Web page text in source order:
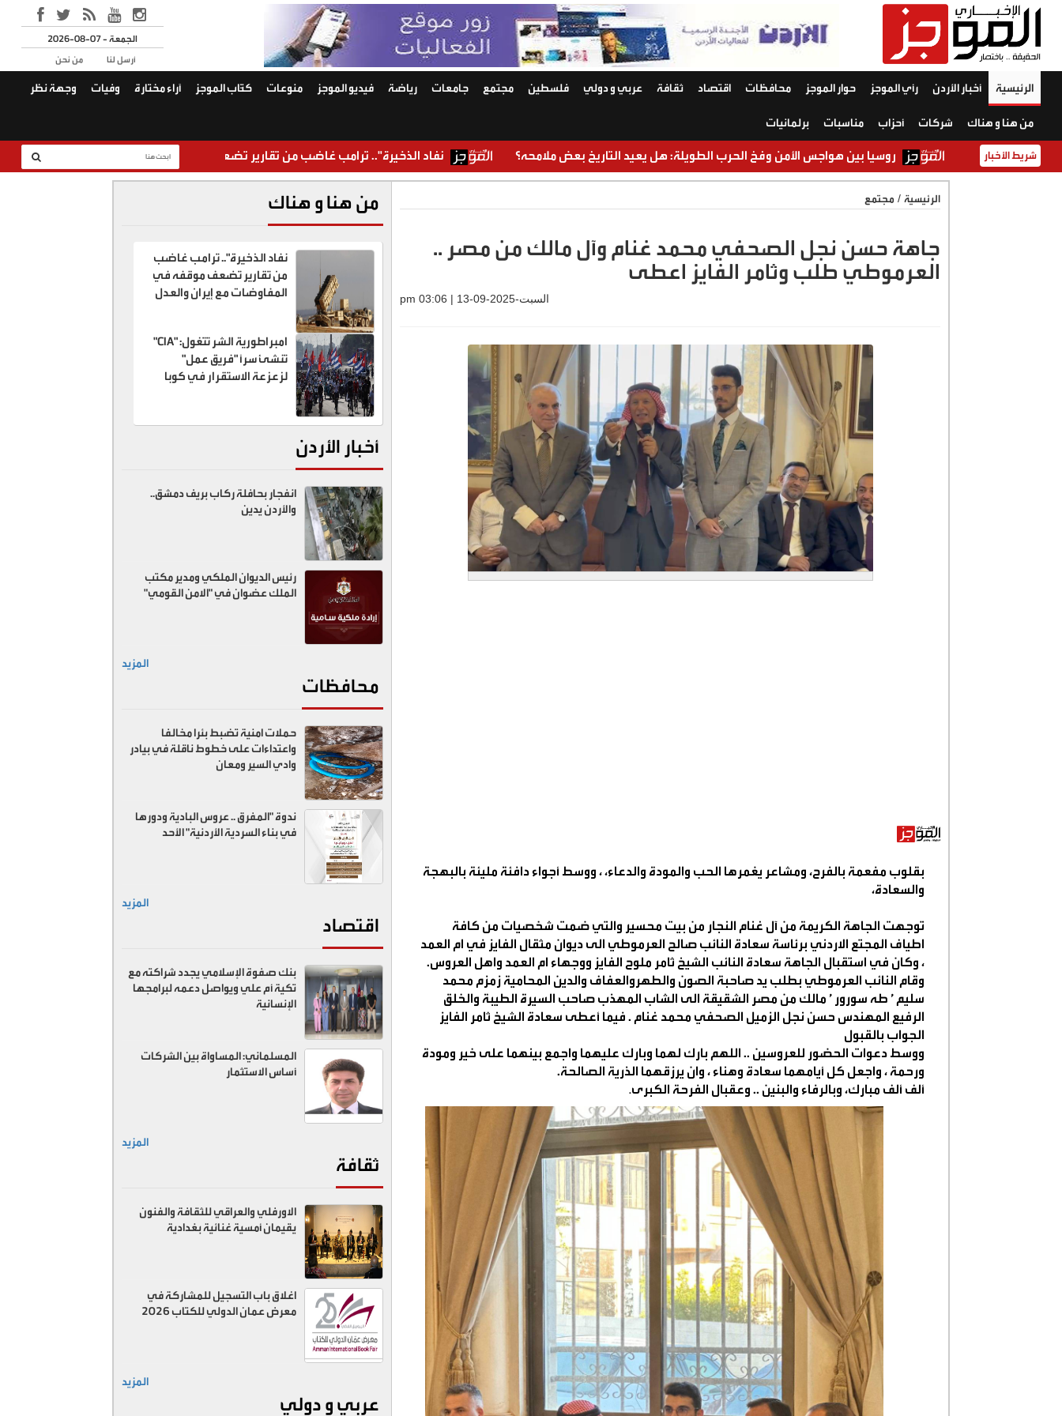
2026-08-07 - الجمعة
من نحن
أرسل لنا
الرئيسية أخبار الأردن رأي الموجز حوار الموجز محافظات اقتصاد ثقافة عربي و دولي فلسطين مجتمع جامعات رياضة فيديو الموجز منوعات كتّاب الموجز آراء مختارة وفيات وجهة نظر
من هنا و هناك شركات أحزاب مناسبات برلمانيات
شريط الأخبارروسيا بين هواجس الأمن وفخ الحرب الطويلة: هل يعيد التاريخ بعض ملامحه؟ نفاد الذخيرة".. ترامب غاضب من تقارير تضعف موقفه في المفاوضات مع إيران والعدل تبحث عن "الخونة"
الرئيسية / مجتمع
جاهة حسن نجل الصحفي محمد غنام وآل مالك من مصر ..
العرموطي طلب وثامر الفايز اعطى
السبت-2025-09-13 | 03:06 pm
بقلوب مفعمة بالفرح، ومشاعر يغمرها الحب والمودة والدعاء، ، ووسط أجواء دافئة مليئة بالبهجة
والسعادة،
توجهت الجاهة الكريمة من آل غنام النجار من بيت محسير والتي ضمت شخصيات من كافة
اطياف المجتع الاردني برئاسة سعادة النائب صالح العرموطي الى ديوان مثقال الفايز في ام العمد
، وكان في استقبال الجاهة سعادة النائب الشيخ ثامر ملوح الفايز ووجهاء ام العمد واهل العروس.
وقام النائب العرموطي بطلب يد صاحبة الصون والطهروالعفاف والدين المحامية زمزم محمد
سليم ’ طه سورور ’ مالك من مصر الشقيقة الى الشاب المهذب صاحب السيرة الطيبة والخلق
الرفيع المهندس حسن نجل الزميل الصحفي محمد غنام . فيما أعطى سعادة الشيخ ثامر الفايز
الجواب بالقبول
ووسط دعوات الحضور للعروسين .. اللهم بارك لهما وبارك عليهما واجمع بينهما على خير ومودة
ورحمة ، واجعل كل أيامهما سعادة وهناء ، وان يرزقهما الذرية الصالحة.
ألف ألف مبارك، وبالرفاء والبنين .. وعقبال الفرحة الكبرى.
من هنا و هناك
نفاد الذخيرة".. ترامب غاضب
من تقارير تضعف موقفه في
المفاوضات مع إيران والعدل
امبراطورية الشر تتغول: "CIA"
تنشئ سراً "فريق عمل"
لزعزعة الاستقرار في كوبا
أخبار الأردن
انفجار بحافلة ركاب بريف دمشق..
والأردن يدين
رئيس الديوان الملكي ومدير مكتب
الملك عضوان في "الامن القومي"
المزيد
محافظات
حملات امنية تضبط بئرا مخالفا
واعتداءات على خطوط ناقلة في بيادر
وادي السير ومعان
ندوة "المفرق .. عروس البادية ودورها
في بناء السردية الأردنية" الأحد
المزيد
اقتصاد
بنك صفوة الإسلامي يجدد شراكته مع
تكية أم علي ويواصل دعمه لبرامجها
الإنسانية
المسلماني: المساواة بين الشركات
أساس الاستثمار
المزيد
ثقافة
الاورفلي والعراقي للثقافة والفنون
يقيمان أمسية غنائية بغدادية
اغلاق باب التسجيل للمشاركة في
معرض عمان الدولي للكتاب 2026
المزيد
عربي و دولي